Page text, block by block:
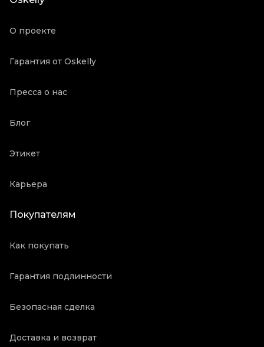
Продавец
О проекте
Гарантия от Oskelly
Пресса о нас
Блог
Этикет
Карьера
Покупателям
Как покупать
Гарантия подлинности
Безопасная сделка
Доставка и возврат